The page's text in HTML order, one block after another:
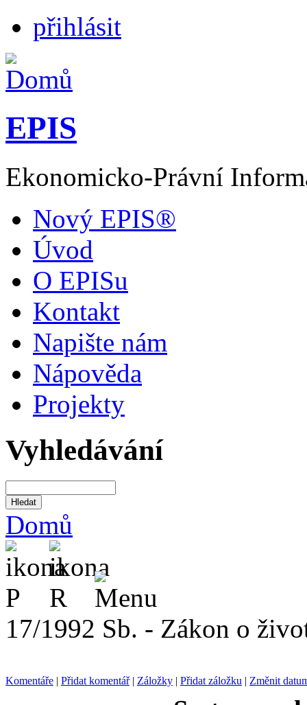
přihlásit
EPIS
Ekonomicko-Právní
Nový EPIS®
Úvod
O EPISu
Kontakt
Napište nám
Nápověda
Projekty
Vyhledávání
Domů
17/1992 Sb. - Zákon o
Komentáře | Přidat komentář| Záložky | Přidat záložku | Změnit